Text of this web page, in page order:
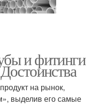
и фитинги
на рынок,
выделив его самые